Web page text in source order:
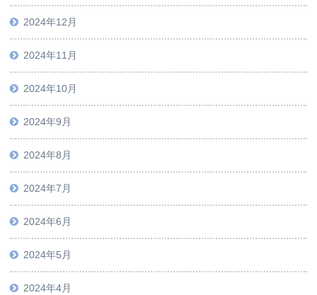
2024年12月
2024年11月
2024年10月
2024年9月
2024年8月
2024年7月
2024年6月
2024年5月
2024年4月